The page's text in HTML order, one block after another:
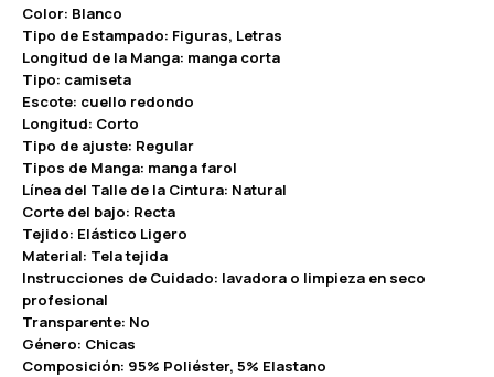
Color: Blanco
Tipo de Estampado: Figuras, Letras
Longitud de la Manga: manga corta
Tipo: camiseta
Escote: cuello redondo
Longitud: Corto
Tipo de ajuste: Regular
Tipos de Manga: manga farol
Línea del Talle de la Cintura: Natural
Corte del bajo: Recta
Tejido: Elástico Ligero
Material: Tela tejida
Instrucciones de Cuidado: lavadora o limpieza en seco
profesional
Transparente: No
Género: Chicas
Composición: 95% Poliéster, 5% Elastano